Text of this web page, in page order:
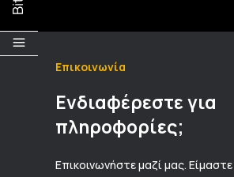
Επικοινωνία
Ενδιαφέρεστε για
πληροφορίες;
Επικοινωνήστε μαζί μας.